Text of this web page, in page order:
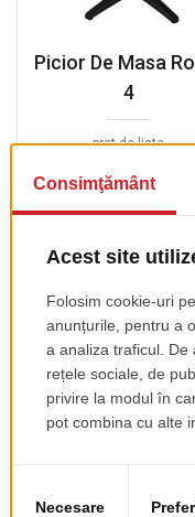
Picior De Masa
4
pret de lista